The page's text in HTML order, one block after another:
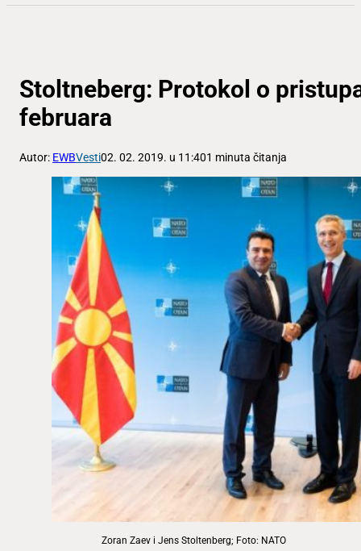
Stoltneberg: Protokol o
februara
Autor: EWBVesti02. 02. 2019. u 11:401 minuta čitanja
Zoran Zaev i Jens Stoltenberg; Foto: NATO